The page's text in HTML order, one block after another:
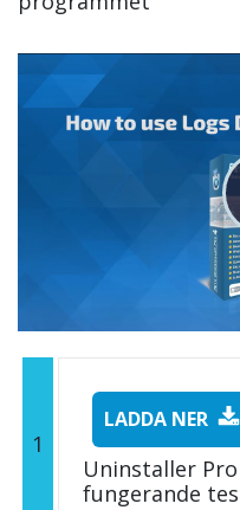
1
LADDA NER
Uninstaller
fungerande